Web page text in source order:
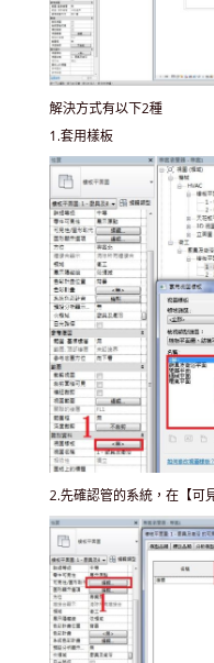
解決方式有以下2種
1.套用樣板
2.先確認管的系統，在【可